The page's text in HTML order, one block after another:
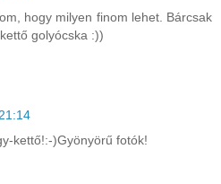
hogy milyen finom lehet. Bárcsak
golyócska :))
kettő!:-)Gyönyörű fotók!